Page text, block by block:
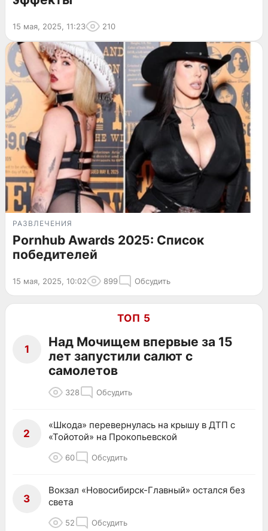
15 мая, 2025, 11:23 210
РАЗВЛЕЧЕНИЯ
Pornhub Awards 2025: Список
победителей
15 мая, 2025, 10:02 899 Обсудить
ТОП 5
1
Над Мочищем впервые за 15
лет запустили салют с
самолетов
328 Обсудить
2
«Шкода» перевернулась на крышу в ДТП с
«Тойотой» на Прокопьевской
60 Обсудить
3
Вокзал «Новосибирск-Главный» остался без
света
52 Обсудить